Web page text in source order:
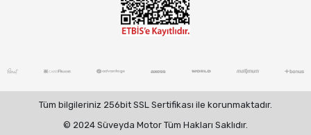
Tüm bilgileriniz 256bit SSL Sertifikası ile korunmaktadır.
© 2024 Süveyda Motor Tüm Hakları Saklıdır.